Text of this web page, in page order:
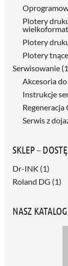
Plotery
Plotery
Plotery tnące
Serwisowanie
Akcesoria
Instrukcje
Regeneracja
Serwis z
SKLEP –
Dr-INK (1)
Roland DG (1)
NASZ